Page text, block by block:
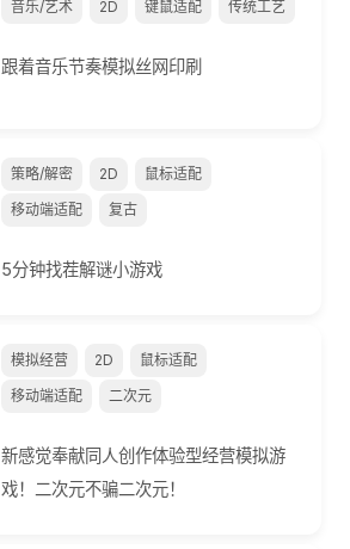
音乐/艺术 2D 键鼠适配 传统工艺
跟着音乐节奏模拟丝网印刷
策略/解密 2D
鼠标适配
移动端适配
复古
5分钟找茬解谜小游戏
模拟经营 2D
鼠标适配
移动端适配
二次元
新感觉奉献同人创作体验型经营模拟游
戏！二次元不骗二次元！